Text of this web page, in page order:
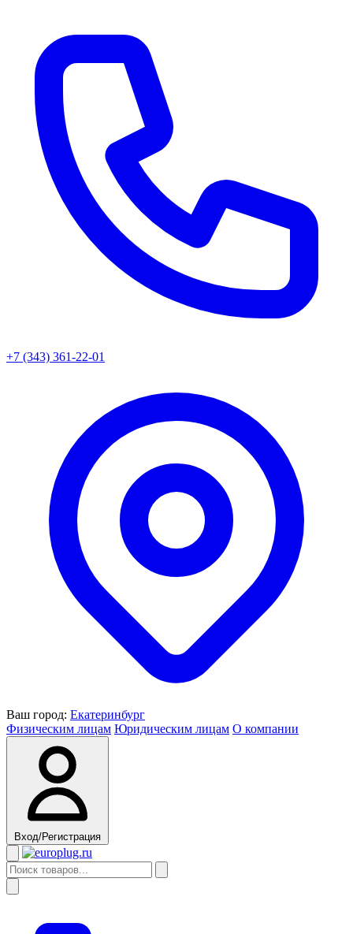
+7 (343) 361-22-01
Ваш город: Екатеринбург
Физическим лицам Юридическим лицам О компании
Вход/Регистрация